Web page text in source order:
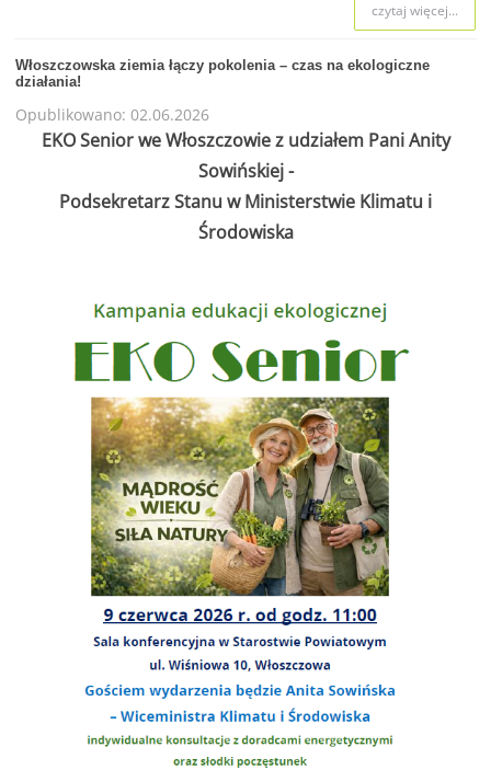
czytaj więcej...
Włoszczowska ziemia łączy pokolenia – czas na ekologiczne
działania!
Opublikowano: 02.06.2026
EKO Senior we Włoszczowie z udziałem Pani Anity
Sowińskiej -
Podsekretarz Stanu w Ministerstwie Klimatu i
Środowiska